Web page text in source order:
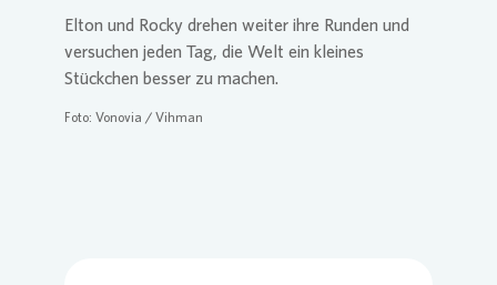
Elton und Rocky drehen weiter ihre Runden und
versuchen jeden Tag, die Welt ein kleines
Stückchen besser zu machen.
Foto: Vonovia / Vihman